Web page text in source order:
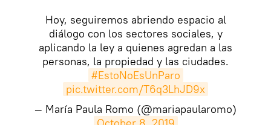
Hoy, seguiremos abriendo espacio al
diálogo con los sectores sociales, y
aplicando la ley a quienes agredan a las
personas, la propiedad y las ciudades.
#EstoNoEsUnParo
pic.twitter.com/T6q3LhJD9x
— María Paula Romo (@mariapaularomo)